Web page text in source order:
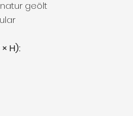
geölt
H):